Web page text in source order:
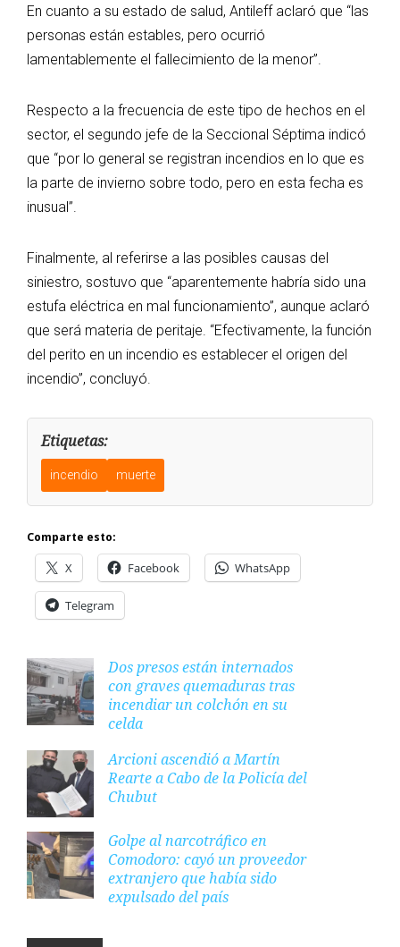
En cuanto a su estado de salud, Antileff aclaró que “las
personas están estables, pero ocurrió
lamentablemente el fallecimiento de la menor”.
Respecto a la frecuencia de este tipo de hechos en el
sector, el segundo jefe de la Seccional Séptima indicó
que “por lo general se registran incendios en lo que es
la parte de invierno sobre todo, pero en esta fecha es
inusual”.
Finalmente, al referirse a las posibles causas del
siniestro, sostuvo que “aparentemente habría sido una
estufa eléctrica en mal funcionamiento”, aunque aclaró
que será materia de peritaje. “Efectivamente, la función
del perito en un incendio es establecer el origen del
incendio”, concluyó.
Etiquetas:
incendio muerte
Comparte esto:
X Facebook WhatsApp
Telegram
Dos presos están internados
con graves quemaduras tras
incendiar un colchón en su
celda
Arcioni ascendió a Martín
Rearte a Cabo de la Policía del
Chubut
Golpe al narcotráfico en
Comodoro: cayó un proveedor
extranjero que había sido
expulsado del país